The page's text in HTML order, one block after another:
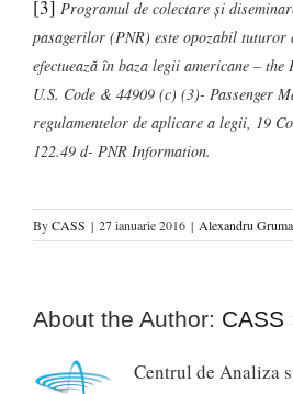
[3] Programul de colectare şi
pasagerilor (PNR) este opozabil
efectuează în baza legii americane –
U.S. Code & 44909 (c) (3)- Passenger
regulamentelor de aplicare a legii, 19
122.49 d- PNR Information.
ByCASS | 27 ianuarie 2016 | Alexandru
About the Author: CASS
Centrul de Analiza